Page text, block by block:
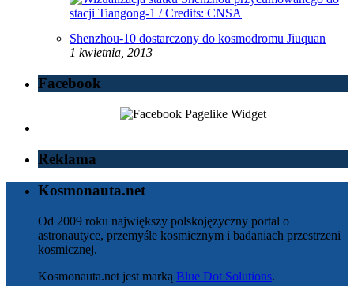
Shenzhou-10 dostarczony do kosmodromu Jiuquan
1 kwietnia, 2013
Facebook
Reklama
Kosmonauta.net
Od 2009 roku największy polskojęzyczny portal o
astronautyce, przemyśle kosmicznym i badaniach przestrzeni
kosmicznej.
Kosmonauta.net jest marką Blue Dot Solutions.